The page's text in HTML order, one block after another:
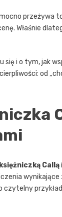
przeżywa
Właśnie
się i o tym, jak
od
księżniczką Calląi
wynikające
czytelny